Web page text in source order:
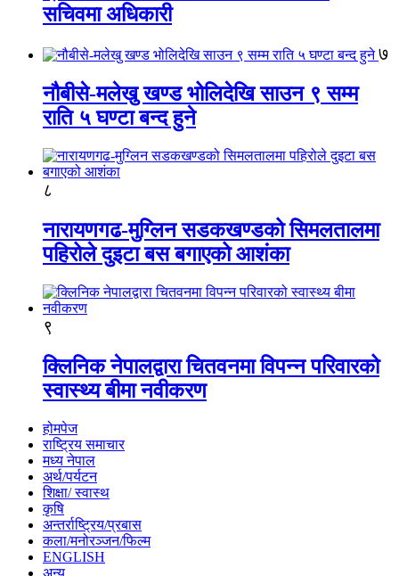
सचिवमा अधिकारी
७
नौबीसे-मलेखु खण्ड भोलिदेखि साउन ९ सम्म
राति ५ घण्टा बन्द हुने
८
नारायणगढ-मुग्लिन सडकखण्डको सिमलतालमा
पहिरोले दुइटा बस बगाएको आशंका
९
क्लिनिक नेपालद्वारा चितवनमा विपन्न परिवारको
स्वास्थ्य बीमा नवीकरण
होमपेज
राष्ट्रिय समाचार
मध्य नेपाल
अर्थ/पर्यटन
शिक्षा/ स्वास्थ
कृषि
अन्तर्राष्ट्रिय/प्रबास
कला/मनोरञ्जन/फिल्म
ENGLISH
अन्य